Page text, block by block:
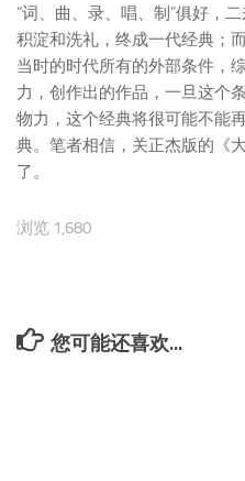
“词、曲、录、唱、制”俱好，
积淀和洗礼，终成一代经典；
当时的时代所有的外部条件，
力，创作出的作品，一旦这个
物力，这个经典将很可能不能
典。笔者相信，关正杰版的《
了。
浏览 1,680
您可能还喜欢...